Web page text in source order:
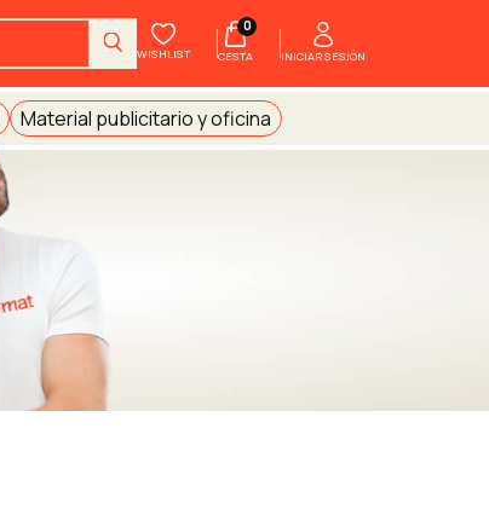
WISHLIST CESTA
0
INICIAR SESIÓN
Material publicitario y oficina